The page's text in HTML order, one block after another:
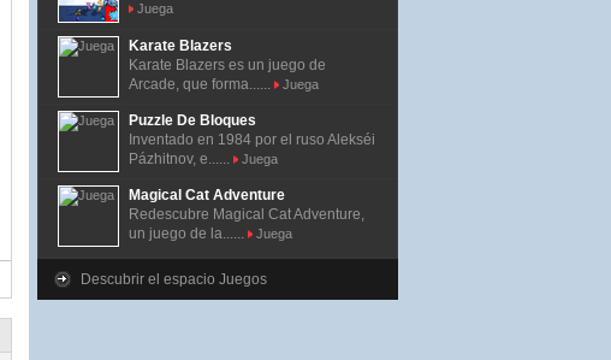
Juega
Karate Blazers
Karate Blazers es un juego de
Arcade, que forma......
Juega
Puzzle De Bloques
Inventado en 1984 por el ruso Alekséi
Pázhitnov, e......
Juega
Magical Cat Adventure
Redescubre Magical Cat Adventure,
un juego de la......
Juega
Descubrir el espacio Juegos